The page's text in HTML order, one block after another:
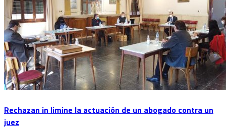
Rechazan in limine la actuación de un abogado contra un
juez